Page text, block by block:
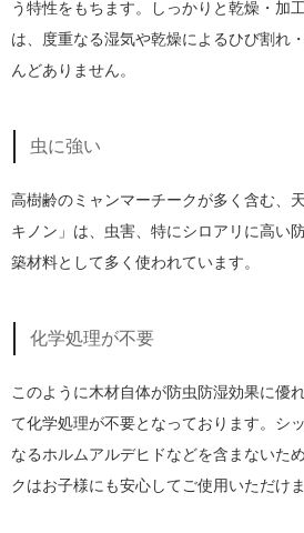
う特性をもちます。しっかりと乾燥・加
は、度重なる湿気や乾燥によるひび割れ
んどありません。
虫に強い
高樹齢のミャンマーチークが多く含む、
キノン」は、虫害、特にシロアリに高い
築材料として多く使われています。
化学処理が不要
このように木材自体が防虫防湿効果に優
て化学処理が不要となっております。シ
なるホルムアルデヒドなどを含まないた
クはお子様にも安心してご使用いただけま